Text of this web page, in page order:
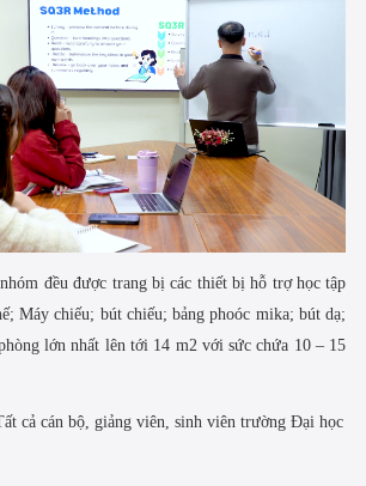
đều được trang bị các thiết bị hỗ trợ học tập
Máy chiếu; bút chiếu; bảng phoóc mika; bút dạ;
lớn nhất lên tới 14 m2 với sức chứa 10 – 15
cả cán bộ, giảng viên, sinh viên trường Đại học